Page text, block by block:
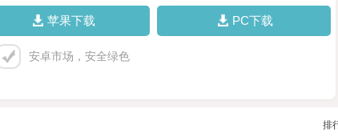
苹果下载 PC下载
安卓市场，安全绿色
排